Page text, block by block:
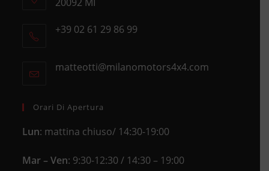
in
+39 02 61 29 86 99
your
matteotti@milanomotors4x4.comOpens
Orari Di Apertura
Lun: mattina chiuso/ 14:30-19:00
Mar – Ven: 9:30-12:30 / 14:30 – 19:00